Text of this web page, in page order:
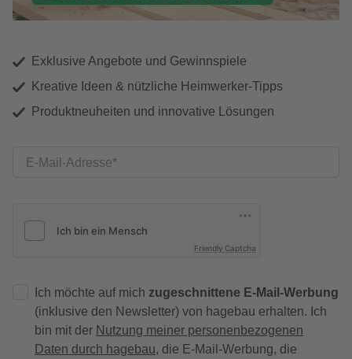
Exklusive Angebote und Gewinnspiele
Kreative Ideen & nützliche Heimwerker-Tipps
Produktneuheiten und innovative Lösungen
E-Mail-Adresse
Friendly Captcha
Ich möchte auf mich zugeschnittene E-Mail-Werbung
(inklusive den Newsletter) von hagebau erhalten. Ich
bin mit der Nutzung meiner personenbezogenen
Daten durch hagebau, die E-Mail-Werbung, die